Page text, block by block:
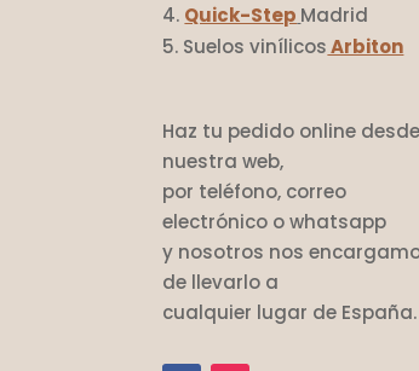
Quick-Step Madrid
Suelos vinílicosArbiton
Haz tu pedido online desde
nuestra web,
por teléfono, correo
electrónico o whatsapp
y nosotros nos
de llevarlo a
cualquier lugar de España.